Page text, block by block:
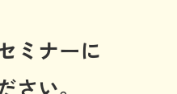
ミナーに
さい。